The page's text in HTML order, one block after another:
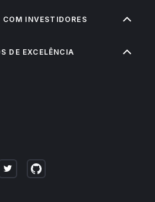
COM INVESTIDORES
DE EXCELÊNCIA